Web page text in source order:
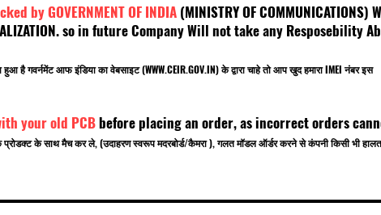
by GOVERNMENT OF INDIA (MINISTRY OF
so in future Company Will not take any Resposebility
हुआ है गवर्नमेंट आफ इंडिया का वेबसाइट (WWW.CEIR.GOV.IN) के द्वारा चाहे तो आप खुद हमारा IMEI
your old PCBbefore placing an order, as incorrect orders
के साथ मैच कर ले, (उदाहरण स्वरूप मदरबोर्ड/कैमरा ), गलत मॉडल ऑर्डर करने से कंपनी किसी